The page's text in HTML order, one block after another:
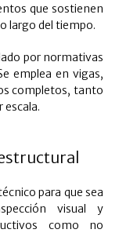
que sostienen
largo del tiempo.
por normativas
emplea en vigas,
completos, tanto
para que sea
visual y
como no